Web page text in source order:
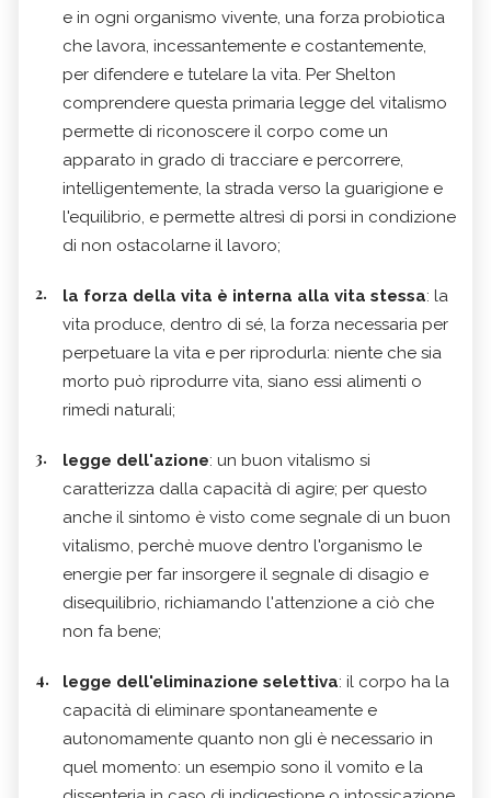
e in ogni organismo vivente, una forza probiotica
che lavora, incessantemente e costantemente,
per difendere e tutelare la vita. Per Shelton
comprendere questa primaria legge del vitalismo
permette di riconoscere il corpo come un
apparato in grado di tracciare e percorrere,
intelligentemente, la strada verso la guarigione e
l'equilibrio, e permette altresì di porsi in condizione
di non ostacolarne il lavoro;
la forza della vita è interna alla vita stessa: la
vita produce, dentro di sé, la forza necessaria per
perpetuare la vita e per riprodurla: niente che sia
morto può riprodurre vita, siano essi alimenti o
rimedi naturali;
legge dell'azione: un buon vitalismo si
caratterizza dalla capacità di agire; per questo
anche il sintomo è visto come segnale di un buon
vitalismo, perchè muove dentro l'organismo le
energie per far insorgere il segnale di disagio e
disequilibrio, richiamando l'attenzione a ciò che
non fa bene;
legge dell'eliminazione selettiva: il corpo ha la
capacità di eliminare spontaneamente e
autonomamente quanto non gli è necessario in
quel momento: un esempio sono il vomito e la